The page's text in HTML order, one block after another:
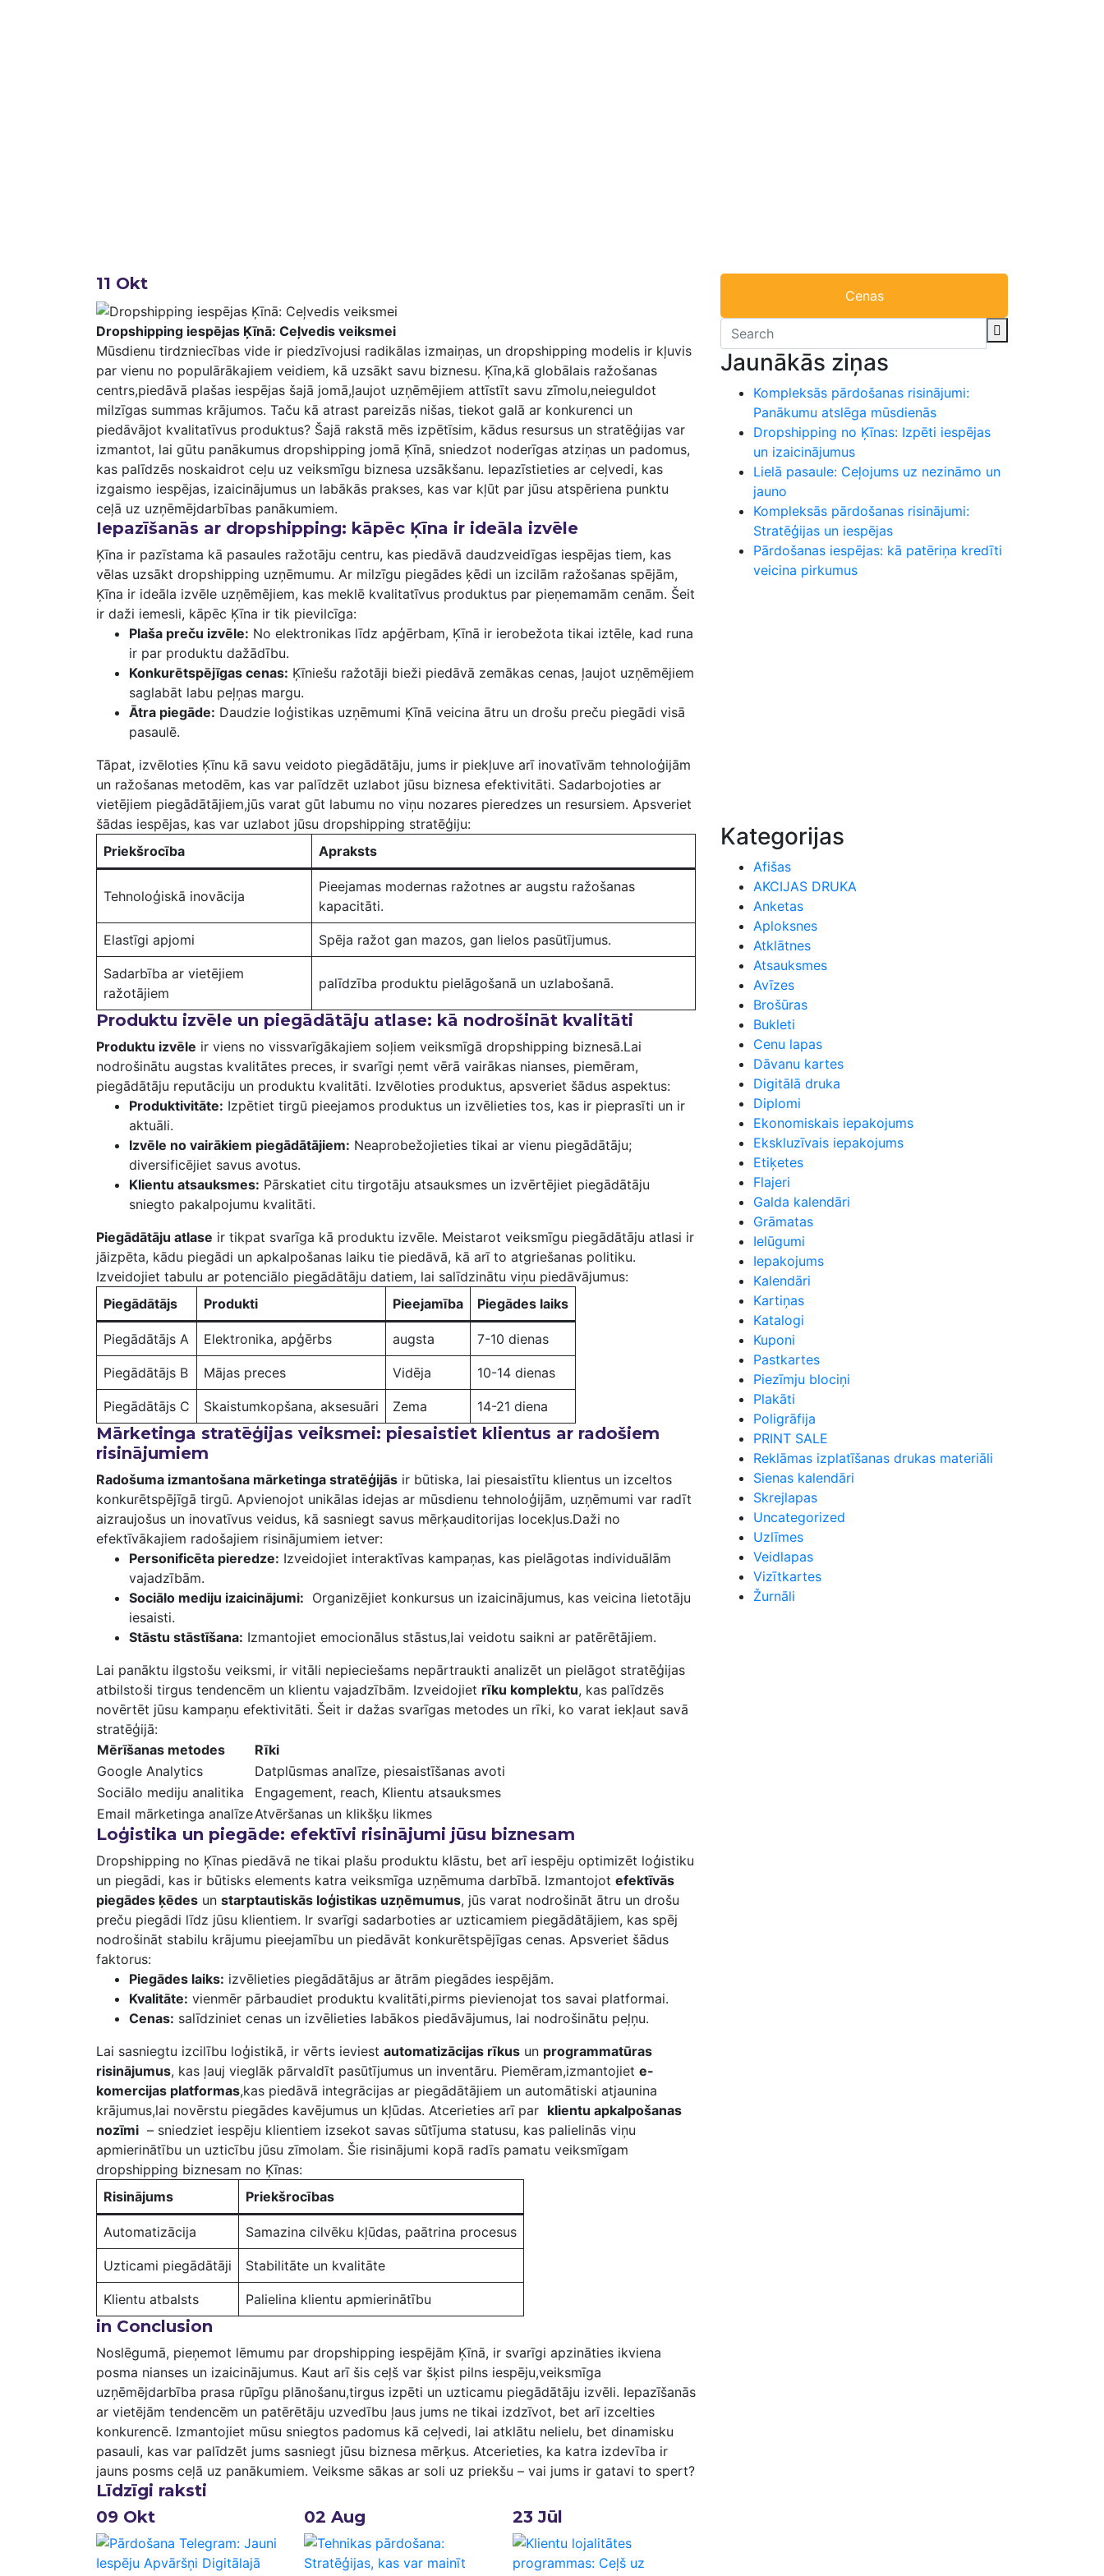
11 Okt
Dropshipping iespējas Ķīnā: Ceļvedis veiksmei
Mūsdienu tirdzniecības vide ir ​piedzīvojusi radikālas izmaiņas,‌ un⁣ dropshipping modelis ir‍ kļuvis‌
par vienu no⁢ populārākajiem veidiem, kā ⁤uzsākt savu biznesu. ​Ķīna,kā globālais ražošanas
centrs,piedāvā ⁢plašas iespējas‍ šajā jomā,ļaujot ​uzņēmējiem attīstīt ⁢savu zīmolu,neieguldot
milzīgas summas‌ krājumos. Taču kā atrast pareizās nišas, tiekot galā ⁤ar konkurenci un
piedāvājot kvalitatīvus ⁣produktus? Šajā rakstā mēs‌ izpētīsim, kādus resursus ⁢un ‍stratēģijas var
izmantot,‌ lai‍ gūtu panākumus⁤ dropshipping jomā Ķīnā, sniedzot ​noderīgas ⁤atziņas un padomus,
kas palīdzēs noskaidrot ceļu uz veiksmīgu⁢ biznesa uzsākšanu. Iepazīstieties ar ceļvedi, kas
izgaismo‍ iespējas, izaicinājumus ⁢un⁤ labākās prakses, kas var kļūt par ‌jūsu atspēriena punktu
ceļā uz uzņēmējdarbības ‍panākumiem.
Iepazīšanās ar ‌dropshipping: kāpēc Ķīna ir ideāla​ izvēle
Ķīna​ ir pazīstama kā ⁤pasaules ‍ražotāju‌ centru, kas⁣ piedāvā daudzveidīgas iespējas ‌tiem,‌ kas
vēlas ​uzsākt dropshipping uzņēmumu.‍ Ar⁣ milzīgu piegādes‍ ķēdi ​un izcilām ražošanas‍ spējām,
Ķīna​ ir ideāla izvēle ​uzņēmējiem, kas meklē kvalitatīvus produktus par pieņemamām⁣ cenām. Šeit
ir daži iemesli, ⁣kāpēc Ķīna ir tik pievilcīga:
Plaša preču izvēle: ⁣No ⁣elektronikas ‍līdz apģērbam, ⁤Ķīnā ir ierobežota tikai iztēle, kad runa
ir par produktu dažādību.
Konkurētspējīgas⁣ cenas: Ķīniešu ražotāji ⁢bieži piedāvā zemākas cenas, ļaujot uzņēmējiem
saglabāt labu peļņas margu.
Ātra piegāde: Daudzie loģistikas uzņēmumi Ķīnā‍ veicina ⁤ātru un drošu preču piegādi visā
pasaulē.
Tāpat, izvēloties Ķīnu⁣ kā savu veidoto piegādātāju, jums ir ⁤piekļuve arī inovatīvām tehnoloģijām
‌un ražošanas metodēm, ⁣kas var palīdzēt uzlabot jūsu ​biznesa ‌efektivitāti. Sadarbojoties ar
vietējiem piegādātājiem,jūs varat gūt‍ labumu no viņu nozares ⁤pieredzes un resursiem. Apsveriet
šādas iespējas, kas var uzlabot jūsu dropshipping⁣ stratēģiju:
Priekšrocība
Apraksts
Tehnoloģiskā inovācija
Pieejamas ​modernas ⁤ražotnes ​ar augstu ražošanas
kapacitāti.
Elastīgi apjomi Spēja ražot gan mazos, ‌gan lielos pasūtījumus.
Sadarbība ⁢ar vietējiem
ražotājiem
palīdzība produktu pielāgošanā‍ un uzlabošanā.
Produktu‌ izvēle un piegādātāju atlase: kā nodrošināt kvalitāti
Produktu izvēle ir viens no​ vissvarīgākajiem soļiem veiksmīgā dropshipping biznesā.Lai
nodrošinātu augstas kvalitātes ⁣preces,‌ ir ​svarīgi‍ ņemt vērā vairākas ⁤nianses, piemēram,
piegādātāju reputāciju un produktu kvalitāti. Izvēloties produktus, apsveriet šādus aspektus:
Produktivitāte: ‍Izpētiet tirgū ‍pieejamos ‍produktus un izvēlieties tos, ‌kas ir pieprasīti un ir⁢
aktuāli.
Izvēle no‌ vairākiem‌ piegādātājiem: Neaprobežojieties tikai ar vienu piegādātāju;
diversificējiet⁢ savus avotus.
Klientu atsauksmes: Pārskatiet citu tirgotāju atsauksmes un izvērtējiet piegādātāju
sniegto⁣ pakalpojumu kvalitāti.
Piegādātāju ⁢atlase ir tikpat svarīga ‍kā produktu izvēle. Meistarot veiksmīgu piegādātāju atlasi ir
jāizpēta,⁢ kādu piegādi ‍un apkalpošanas⁣ laiku tie ​piedāvā, kā arī to atgriešanas ​politiku.
Izveidojiet tabulu ar potenciālo piegādātāju datiem,‌ lai salīdzinātu viņu piedāvājumus:
Piegādātājs
Produkti Pieejamība Piegādes laiks
Piegādātājs ‍A Elektronika, ⁤apģērbs augsta 7-10‌ dienas
Piegādātājs ‍B Mājas preces Vidēja 10-14 dienas
Piegādātājs C Skaistumkopšana, aksesuāri Zema 14-21 diena
Mārketinga stratēģijas veiksmei: piesaistiet ​klientus ar radošiem
risinājumiem
Radošuma izmantošana mārketinga stratēģijās ir būtiska, lai piesaistītu klientus ​un izceltos
⁢konkurētspējīgā‌ tirgū. Apvienojot unikālas idejas ‍ar mūsdienu tehnoloģijām, uzņēmumi ⁤var radīt
aizraujošus un inovatīvus ‌veidus, kā sasniegt savus​ mērķauditorijas‍ locekļus.Daži no
efektīvākajiem⁢ radošajiem risinājumiem ietver:
Personificēta pieredze: ⁤Izveidojiet ⁢interaktīvas kampaņas,‍ kas pielāgotas⁢ individuālām
vajadzībām.
Sociālo⁣ mediju izaicinājumi: ⁤ Organizējiet konkursus un⁤ izaicinājumus, kas veicina lietotāju
iesaisti.
Stāstu ​stāstīšana: Izmantojiet ‍emocionālus ‌stāstus,lai ​veidotu saikni⁤ ar patērētājiem.
Lai ‍panāktu ilgstošu‌ veiksmi, ir vitāli nepieciešams nepārtraukti analizēt un ‍pielāgot stratēģijas
atbilstoši tirgus tendencēm ⁣un⁢ klientu vajadzībām. ‌Izveidojiet rīku ​komplektu, kas palīdzēs
novērtēt jūsu kampaņu efektivitāti. Šeit ir ⁤dažas svarīgas metodes‍ un rīki, ‌ko varat​ iekļaut⁣ savā
stratēģijā:
Mērīšanas metodes
Rīki
Google⁣ Analytics
Datplūsmas​ analīze,⁣ piesaistīšanas avoti
Sociālo mediju analitika
Engagement, reach, Klientu atsauksmes
Email mārketinga analīzeAtvēršanas un klikšķu ⁣likmes
Loģistika un piegāde: efektīvi risinājumi⁢ jūsu ⁣biznesam
Dropshipping no​ Ķīnas piedāvā ne tikai plašu ‍produktu klāstu,‍ bet arī iespēju optimizēt loģistiku⁣
un piegādi, kas ir būtisks ​elements⁢ katra veiksmīga uzņēmuma darbībā. Izmantojot efektīvās
piegādes ķēdes un starptautiskās loģistikas uzņēmumus, ⁣jūs varat ⁣nodrošināt ātru un drošu​
preču piegādi ‍līdz jūsu klientiem. Ir svarīgi⁤ sadarboties ar ‌uzticamiem piegādātājiem, kas spēj ​
nodrošināt stabilu krājumu pieejamību ​un piedāvāt konkurētspējīgas‌ cenas. Apsveriet šādus
‍faktorus:
Piegādes ‍laiks: izvēlieties piegādātājus ar ātrām​ piegādes⁤ iespējām.
Kvalitāte: vienmēr pārbaudiet ⁤produktu ⁣kvalitāti,pirms ‍pievienojat tos ⁤savai platformai.
Cenas: ⁣salīdziniet ​cenas un izvēlieties labākos piedāvājumus, lai ‌nodrošinātu​ peļņu.
Lai⁤ sasniegtu​ izcilību⁤ loģistikā, ir vērts ieviest automatizācijas rīkus un programmatūras‌
risinājumus, kas‍ ļauj vieglāk pārvaldīt pasūtījumus un inventāru. Piemēram,izmantojiet e-
komercijas platformas,kas piedāvā integrācijas ar⁢ piegādātājiem ⁣un automātiski⁤ atjaunina ​
krājumus,lai novērstu⁣ piegādes kavējumus un‌ kļūdas.‍ Atcerieties arī par ‍ klientu‍ apkalpošanas
nozīmi ‍ – sniedziet iespēju klientiem⁣ izsekot savas sūtījuma ⁢statusu, ‍kas ​palielinās viņu
apmierinātību un⁢ uzticību ​jūsu⁣ zīmolam. ⁣Šie risinājumi kopā radīs⁣ pamatu veiksmīgam
dropshipping biznesam no Ķīnas:
Risinājums
Priekšrocības
Automatizācija Samazina ‍cilvēku ‍kļūdas, paātrina procesus
Uzticami piegādātāji Stabilitāte⁣ un kvalitāte
Klientu atbalsts Palielina klientu⁣ apmierinātību
in Conclusion
Noslēgumā, pieņemot lēmumu par dropshipping‍ iespējām Ķīnā, ir svarīgi⁣ apzināties ikviena
⁣posma nianses un izaicinājumus. ‌Kaut arī šis ceļš var šķist pilns iespēju,veiksmīga
⁣uzņēmējdarbība prasa rūpīgu plānošanu,tirgus izpēti un uzticamu piegādātāju izvēli.⁤ Iepazīšanās
ar vietējām tendencēm​ un⁣ patērētāju uzvedību ļaus⁢ jums ne ‌tikai izdzīvot, ⁤bet ⁤arī ⁤izcelties​
konkurencē. Izmantojiet ‌mūsu⁢ sniegtos padomus kā⁤ ceļvedi, lai atklātu ‌nelielu, bet dinamisku
pasauli, kas var palīdzēt jums sasniegt jūsu⁢ biznesa ⁣mērķus. Atcerieties, ka ⁢katra izdevība ir
jauns​ posms ‌ceļā uz panākumiem. Veiksme sākas ar soli uz priekšu – ‍vai jums ir⁤ gatavi to spert?
Līdzīgi raksti
09 Okt 02Aug 23Jūl
Cenas
Jaunākās ziņas
Kompleksās pārdošanas risinājumi:
Panākumu atslēga mūsdienās
Dropshipping no Ķīnas: Izpēti iespējas
un izaicinājumus
Lielā pasaule: Ceļojums uz nezināmo un
jauno
Kompleksās pārdošanas risinājumi:
Stratēģijas un iespējas
Pārdošanas iespējas: kā patēriņa kredīti
veicina pirkumus
Kategorijas
Afišas
AKCIJAS DRUKA
Anketas
Aploksnes
Atklātnes
Atsauksmes
Avīzes
Brošūras
Bukleti
Cenu lapas
Dāvanu kartes
Digitālā druka
Diplomi
Ekonomiskais iepakojums
Ekskluzīvais iepakojums
Etiķetes
Flajeri
Galda kalendāri
Grāmatas
Ielūgumi
Iepakojums
Kalendāri
Kartiņas
Katalogi
Kuponi
Pastkartes
Piezīmju blociņi
Plakāti
Poligrāfija
PRINT SALE
Reklāmas izplatīšanas drukas materiāli
Sienas kalendāri
Skrejlapas
Uncategorized
Uzlīmes
Veidlapas
Vizītkartes
Žurnāli